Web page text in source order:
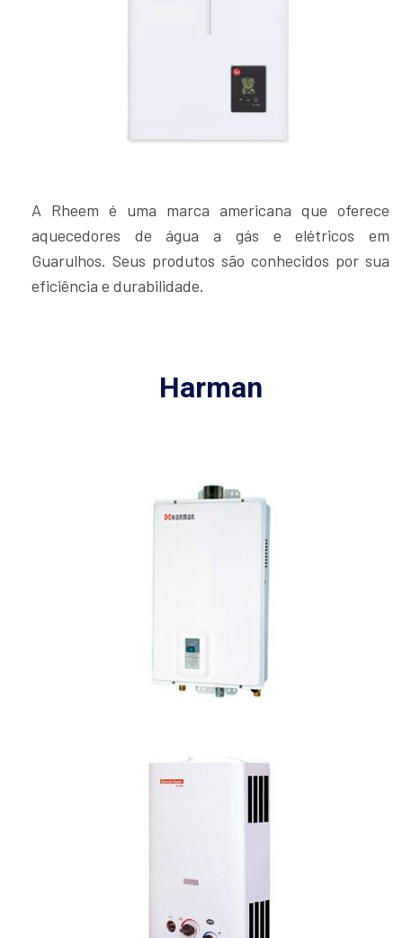
A Rheem é uma marca americana que oferece
aquecedores de água a gás e elétricos em
Guarulhos. Seus produtos são conhecidos por sua
eficiência e durabilidade.
Harman